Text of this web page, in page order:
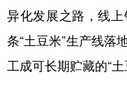
异化发展之路，线
条“土豆米”生产线落
工成可长期贮藏的“